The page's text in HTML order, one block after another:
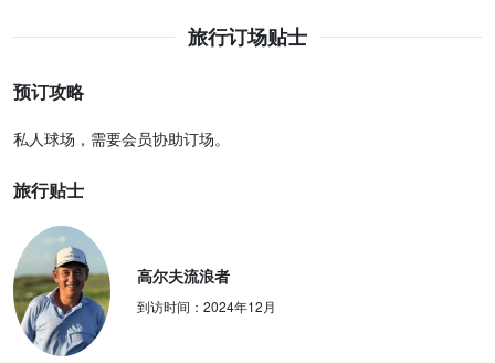
旅行订场贴士
预订攻略
私人球场，需要会员协助订场。
旅行贴士
高尔夫流浪者
到访时间： 2024年12月